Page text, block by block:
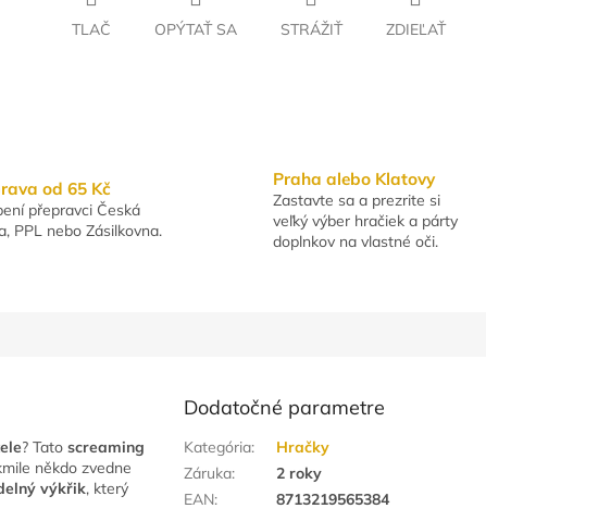
TLAČ OPÝTAŤ SA STRÁŽIŤ ZDIEĽAŤ
od 65 Kč
přepravci Česká
PPL nebo Zásilkovna.
Praha alebo Klatovy
Zastavte sa a prezrite si
veľký výber hračiek a párty
doplnkov na vlastné oči.
? Tato screaming
někdo zvedne
výkřik, který
Dodatočné parametre
Kategória:
Hračky
Záruka:
2 roky
EAN: 8713219565384